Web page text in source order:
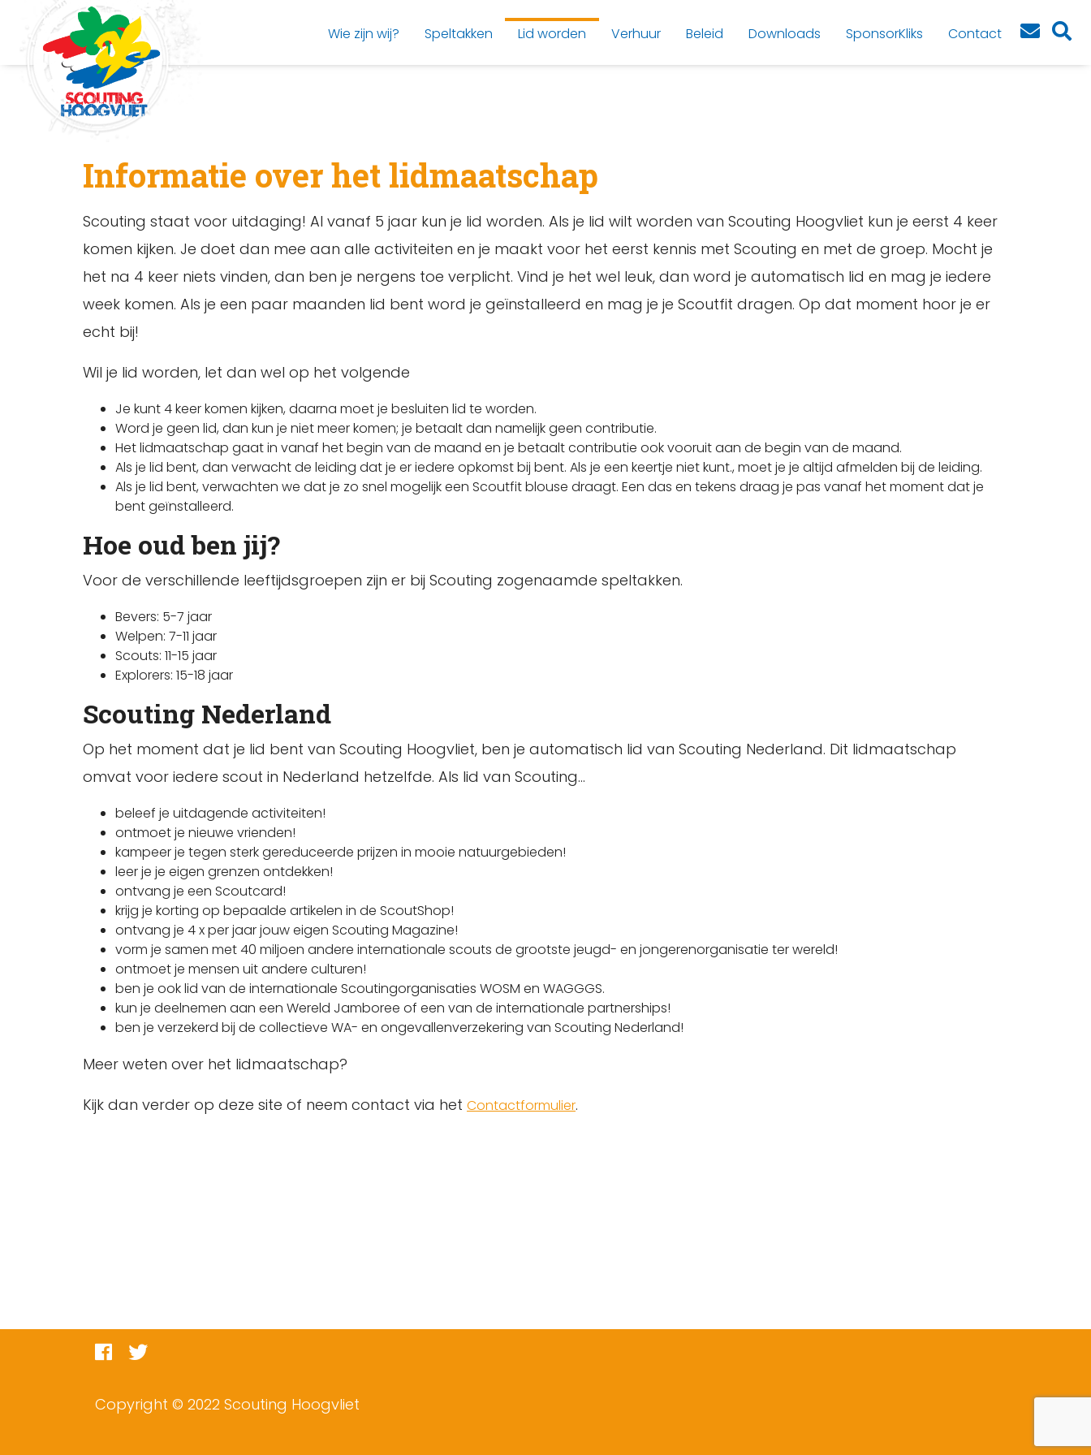
Wie zijn wij? Speltakken Lid worden Verhuur Beleid Downloads SponsorKliks Contact
Informatie over het lidmaatschap
Scouting staat voor uitdaging! Al vanaf 5 jaar kun je lid worden. Als je lid wilt worden van Scouting Hoogvliet kun je eerst 4 keer
komen kijken. Je doet dan mee aan alle activiteiten en je maakt voor het eerst kennis met Scouting en met de groep. Mocht je
het na 4 keer niets vinden, dan ben je nergens toe verplicht. Vind je het wel leuk, dan word je automatisch lid en mag je iedere
week komen. Als je een paar maanden lid bent word je geïnstalleerd en mag je je Scoutfit dragen. Op dat moment hoor je er
echt bij!
Wil je lid worden, let dan wel op het volgende
Je kunt 4 keer komen kijken, daarna moet je besluiten lid te worden.
Word je geen lid, dan kun je niet meer komen; je betaalt dan namelijk geen contributie.
Het lidmaatschap gaat in vanaf het begin van de maand en je betaalt contributie ook vooruit aan de begin van de maand.
Als je lid bent, dan verwacht de leiding dat je er iedere opkomst bij bent. Als je een keertje niet kunt., moet je je altijd afmelden bij de leiding.
Als je lid bent, verwachten we dat je zo snel mogelijk een Scoutfit blouse draagt. Een das en tekens draag je pas vanaf het moment dat je
bent geïnstalleerd.
Hoe oud ben jij?
Voor de verschillende leeftijdsgroepen zijn er bij Scouting zogenaamde speltakken.
Bevers: 5-7 jaar
Welpen: 7-11 jaar
Scouts: 11-15 jaar
Explorers: 15-18 jaar
Scouting Nederland
Op het moment dat je lid bent van Scouting Hoogvliet, ben je automatisch lid van Scouting Nederland. Dit lidmaatschap
omvat voor iedere scout in Nederland hetzelfde. Als lid van Scouting…
beleef je uitdagende activiteiten!
ontmoet je nieuwe vrienden!
kampeer je tegen sterk gereduceerde prijzen in mooie natuurgebieden!
leer je je eigen grenzen ontdekken!
ontvang je een Scoutcard!
krijg je korting op bepaalde artikelen in de ScoutShop!
ontvang je 4 x per jaar jouw eigen Scouting Magazine!
vorm je samen met 40 miljoen andere internationale scouts de grootste jeugd- en jongerenorganisatie ter wereld!
ontmoet je mensen uit andere culturen!
ben je ook lid van de internationale Scoutingorganisaties WOSM en WAGGGS.
kun je deelnemen aan een Wereld Jamboree of een van de internationale partnerships!
ben je verzekerd bij de collectieve WA- en ongevallenverzekering van Scouting Nederland!
Meer weten over het lidmaatschap?
Kijk dan verder op deze site of neem contact via het Contactformulier.
Copyright © 2022 Scouting Hoogvliet